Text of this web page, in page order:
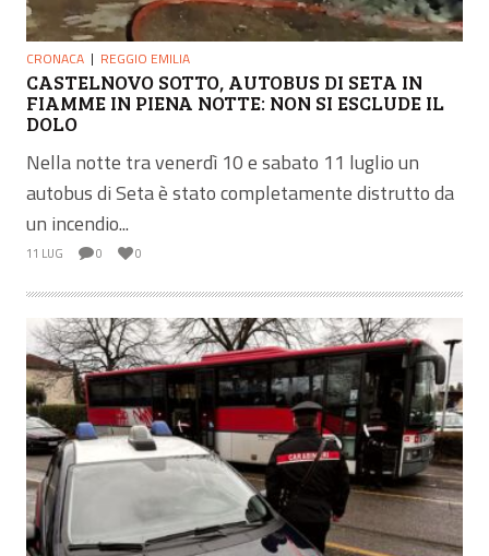
CRONACA REGGIO EMILIA
CASTELNOVO SOTTO, AUTOBUS DI SETA IN
FIAMME IN PIENA NOTTE: NON SI ESCLUDE IL
DOLO
Nella notte tra venerdì 10 e sabato 11 luglio un
autobus di Seta è stato completamente distrutto da
un incendio...
11 LUG 0 0